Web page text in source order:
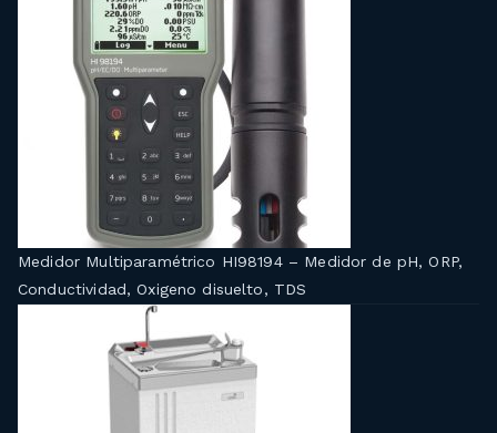
Medidor Multiparamétrico HI98194 – Medidor de pH, ORP,
Conductividad, Oxigeno disuelto, TDS